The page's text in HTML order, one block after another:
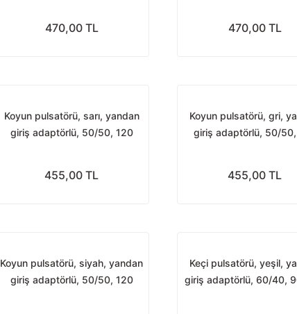
470,00 TL 470,00 TL
Koyun pulsatörü, sarı, yandan
giriş adaptörlü, 50/50, 120
455,00 TL
Koyun pulsatörü, gri,
giriş adaptörlü, 50/
455,00 TL
Koyun pulsatörü, siyah, yandan
giriş adaptörlü, 50/50, 120
Keçi pulsatörü, yeşil,
giriş adaptörlü, 60/40,